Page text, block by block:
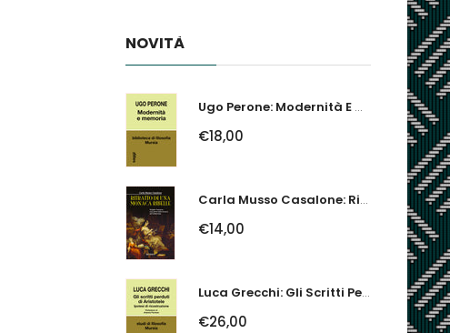
NOVITÀ
Ugo Perone: Modernità E Memoria
€18,00
Carla Musso Casalone: Ritratto Di Una Monaca Ribelle. Brigida Franzone,...
€14,00
Luca Grecchi: Gli Scritti Perduti Di Aristotele. Ipotesi Di Ricostruzione
€26,00